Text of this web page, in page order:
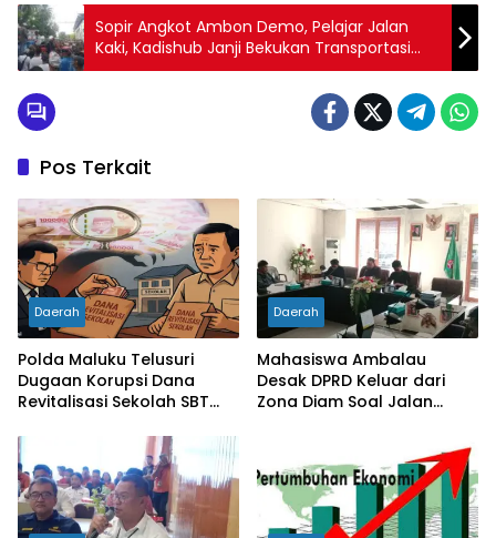
Sopir Angkot Ambon Demo, Pelajar Jalan
Kaki, Kadishub Janji Bekukan Transportasi
Online
Pos Terkait
Daerah
Polda Maluku Telusuri
Dugaan Korupsi Dana
Revitalisasi Sekolah SBT
Diperiksa
Daerah
Mahasiswa Ambalau
Desak DPRD Keluar dari
Zona Diam Soal Jalan